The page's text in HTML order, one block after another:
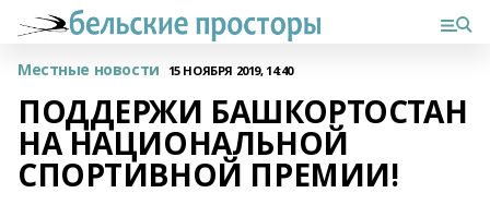
Местные новости 15 НОЯБРЯ 2019, 14:40
ПОДДЕРЖИ БАШКОРТОСТАН
НА НАЦИОНАЛЬНОЙ
СПОРТИВНОЙ ПРЕМИИ!